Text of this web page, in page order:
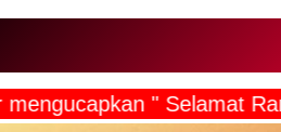
mengucapkan " Selamat